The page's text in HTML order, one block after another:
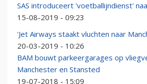
SAS introduceert 'voetballijndienst'
15-08-2019 - 09:23
'Jet Airways staakt vluchten naar
20-03-2019 - 10:26
BAM bouwt parkeergarages op
Manchester en Stansted
19-07-2018 - 15:09